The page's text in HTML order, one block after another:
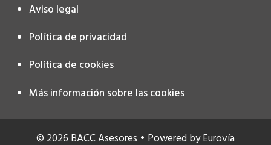
Aviso legal
Política de privacidad
Política de cookies
Más información sobre las cookies
© 2026 BACC Asesores • Powered byEurovía